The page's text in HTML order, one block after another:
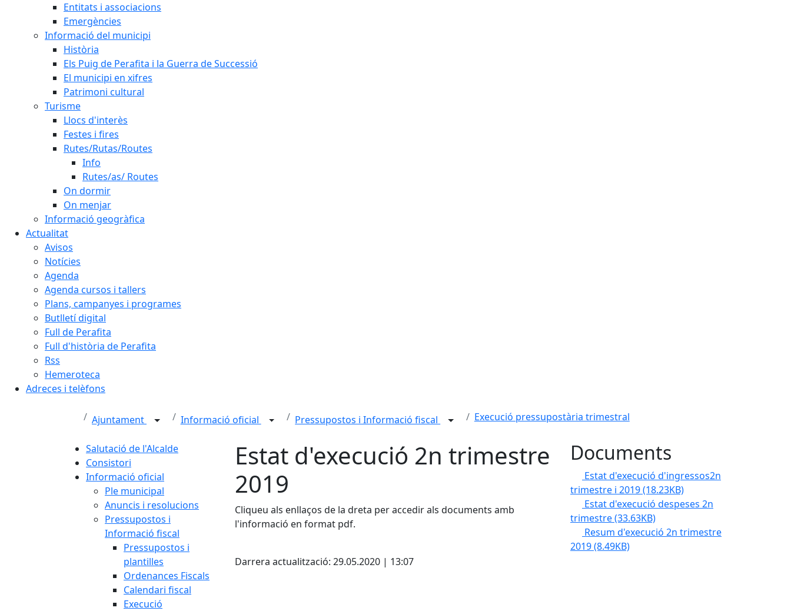
Entitats i associacions
Emergències
Informació del municipi
Història
Els Puig de Perafita i la Guerra de Successió
El municipi en xifres
Patrimoni cultural
Turisme
Llocs d'interès
Festes i fires
Rutes/Rutas/Routes
Info
Rutes/as/ Routes
On dormir
On menjar
Informació geogràfica
Actualitat
Avisos
Notícies
Agenda
Agenda cursos i tallers
Plans, campanyes i programes
Butlletí digital
Full de Perafita
Full d'història de Perafita
Rss
Hemeroteca
Adreces i telèfons
Ajuntament Informació oficial Pressupostos i Informació fiscal Execució pressupostària trimestral
Salutació de l'Alcalde
Consistori
Informació oficial
Ple municipal
Anuncis i resolucions
Pressupostos i
Informació fiscal
Pressupostos i
plantilles
Ordenances Fiscals
Calendari fiscal
Execució
Estat d'execució 2n trimestre
2019
Cliqueu als enllaços de la dreta per accedir als documents amb
l'informació en format pdf.
Darrera actualització: 29.05.2020 | 13:07
Documents
Estat d'execució d'ingressos2n
trimestre i 2019(18.23KB)
Estat d'execució despeses 2n
trimestre(33.63KB)
Resum d'execució 2n trimestre
2019(8.49KB)